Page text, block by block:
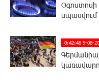
Օգոստոսի
սպասվում
0:42:48 9-08-